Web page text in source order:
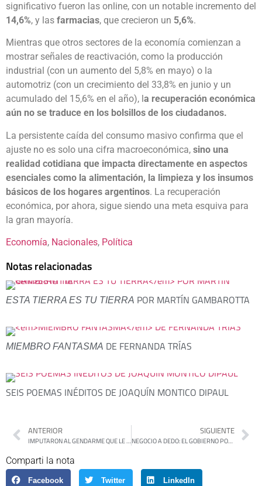
significativo fueron las online, con un notable incremento del
14,6%, y las farmacias, que crecieron un 5,6%.
Mientras que otros sectores de la economía comienzan a
mostrar señales de reactivación, como la producción
industrial (con un aumento del 5,8% en mayo) o la
automotriz (con un crecimiento del 33,8% en junio y un
acumulado del 15,6% en el año), l a recuperación económica
aún no se traduce en los bolsillos de los ciudadanos.
La persistente caída del consumo masivo confirma que el
ajuste no es solo una cifra macroeconómica, sino una
realidad cotidiana que impacta directamente en aspectos
esenciales como la alimentación, la limpieza y los insumos
básicos de los hogares argentinos. La recuperación
económica, por ahora, sigue siendo una meta esquiva para
la gran mayoría.
Economía, Nacionales, Política
Notas relacionadas
ESTA TIERRA ES TU TIERRA POR MARTÍN GAMBAROTTA
MIEMBRO FANTASMA DE FERNANDA TRÍAS
SEIS POEMAS INÉDITOS DE JOAQUÍN MONTICO DIPAUL
ANTERIOR
IMPUTARON AL GENDARME QUE LE DISPARÓ A PABLO GRILLO
SIGUIENTE
NEGOCIO A DEDO: EL GOBIERNO PORROGA POR DIEZ AÑOS LA CONCESIÓN DEL FERROCARRIL MITRE A LA EMPRRESA NUEVO CENTRAL ARGENTINO
Comparti la nota
Facebook Twitter LinkedIn